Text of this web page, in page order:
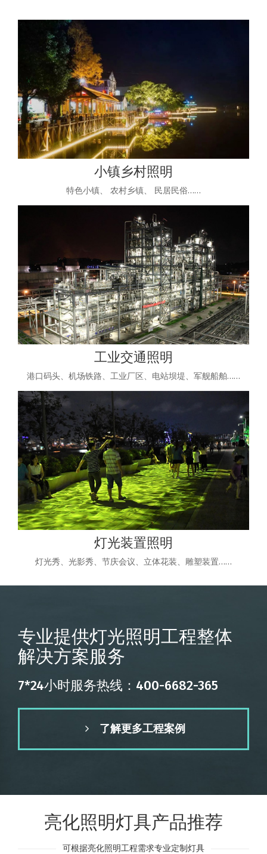
小镇乡村照明
特色小镇、 农村乡镇、 民居民俗……
工业交通照明
港口码头、机场铁路、工业厂区、电站坝堤、军舰船舶……
灯光装置照明
灯光秀、光影秀、节庆会议、立体花装、雕塑装置……
专业提供灯光照明工程整体
解决方案服务
7*24小时服务热线：400-6682-365
了解更多工程案例
亮化照明灯具产品推荐
可根据亮化照明工程需求专业定制灯具